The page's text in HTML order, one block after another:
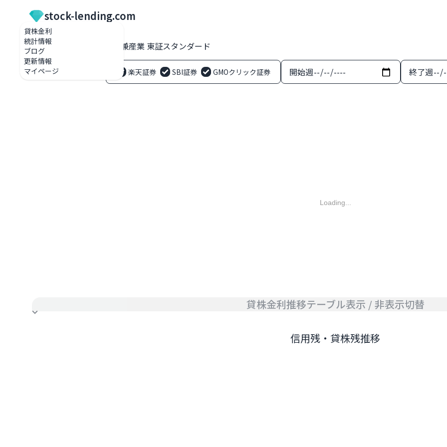
貸株金利
統計情報
ブログ
更新情報
マイページ
stock-lending.com
貸株金利一覧 2286 林兼産業 東証スタンダード
楽天証券 SBI証券 GMOクリック証券 開始週 終了週
Loading...
貸株金利推移テーブル表示 / 非表示切替
信用残・貸株残推移